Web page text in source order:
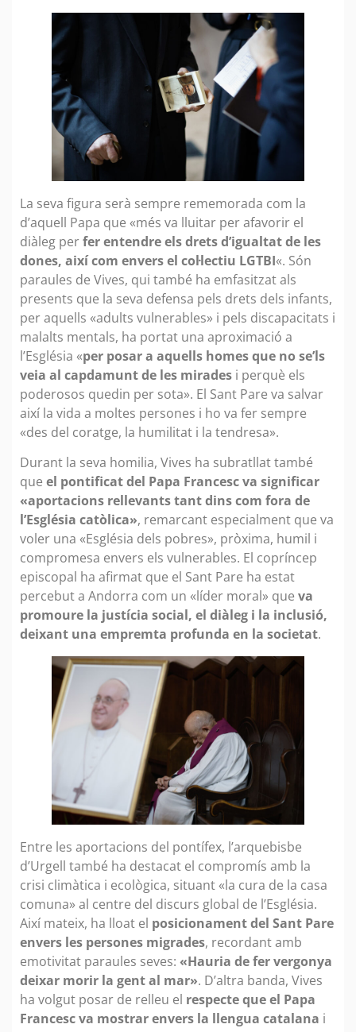
La seva figura serà sempre rememorada com la
d’aquell Papa que «més va lluitar per afavorir el
diàleg perfer entendre els drets d’igualtat de les
dones, així com envers el col·lectiu LGTBI«. Són
paraules de Vives, qui també ha emfasitzat als
presents que la seva defensa pels drets dels infants,
per aquells «adults vulnerables» i pels discapacitats i
malalts mentals, ha portat una aproximació a
l’Església «per posar a aquells homes que no se’ls
veia al capdamunt de les mirades i perquè els
poderosos quedin per sota». El Sant Pare va salvar
així la vida a moltes persones i ho va fer sempre
«des del coratge, la humilitat i la tendresa».
Durant la seva homilia, Vives ha subratllat també
que el pontificat del Papa Francesc va significar
«aportacions rellevants tant dins com fora de
l’Església catòlica», remarcant especialment que va
voler una «Església dels pobres», pròxima, humil i
compromesa envers els vulnerables. El copríncep
episcopal ha afirmat que el Sant Pare ha estat
percebut a Andorra com un «líder moral» que va
promoure la justícia social, el diàleg i la inclusió,
deixant una empremta profunda en la societat.
Entre les aportacions del pontífex, l’arquebisbe
d’Urgell també ha destacat el compromís amb la
crisi climàtica i ecològica, situant «la cura de la casa
comuna» al centre del discurs global de l’Església.
Així mateix, ha lloat el posicionament del Sant Pare
envers les persones migrades, recordant amb
emotivitat paraules seves: «Hauria de fer vergonya
deixar morir la gent al mar». D’altra banda, Vives
ha volgut posar de relleu el respecte que el Papa
Francesc va mostrar envers la llengua catalana i